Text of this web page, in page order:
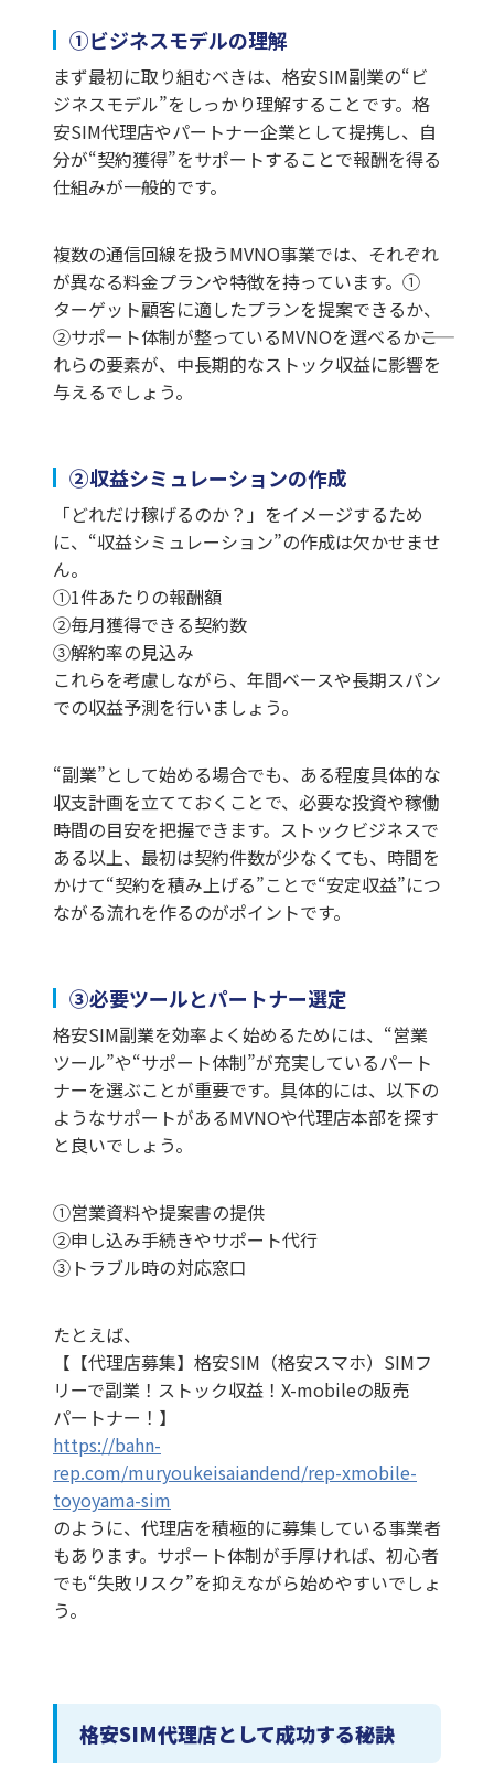
①ビジネスモデルの理解
まず最初に取り組むべきは、格安SIM副業の“ビ
ジネスモデル”をしっかり理解することです。格
安SIM代理店やパートナー企業として提携し、自
分が“契約獲得”をサポートすることで報酬を得る
仕組みが一般的です。
複数の通信回線を扱うMVNO事業では、それぞれ
が異なる料金プランや特徴を持っています。①
ターゲット顧客に適したプランを提案できるか、
②サポート体制が整っているMVNOを選べるか――こ
れらの要素が、中長期的なストック収益に影響を
与えるでしょう。
②収益シミュレーションの作成
「どれだけ稼げるのか？」をイメージするため
に、“収益シミュレーション”の作成は欠かせませ
ん。
①1件あたりの報酬額
②毎月獲得できる契約数
③解約率の見込み
これらを考慮しながら、年間ベースや長期スパン
での収益予測を行いましょう。
“副業”として始める場合でも、ある程度具体的な
収支計画を立てておくことで、必要な投資や稼働
時間の目安を把握できます。ストックビジネスで
ある以上、最初は契約件数が少なくても、時間を
かけて“契約を積み上げる”ことで“安定収益”につ
ながる流れを作るのがポイントです。
③必要ツールとパートナー選定
格安SIM副業を効率よく始めるためには、“営業
ツール”や“サポート体制”が充実しているパート
ナーを選ぶことが重要です。具体的には、以下の
ようなサポートがあるMVNOや代理店本部を探す
と良いでしょう。
①営業資料や提案書の提供
②申し込み手続きやサポート代行
③トラブル時の対応窓口
たとえば、
【【代理店募集】格安SIM（格安スマホ）SIMフ
リーで副業！ストック収益！X-mobileの販売
パートナー！】
https://bahn-
rep.com/muryoukeisaiandend/rep-xmobile-
toyoyama-sim
のように、代理店を積極的に募集している事業者
もあります。サポート体制が手厚ければ、初心者
でも“失敗リスク”を抑えながら始めやすいでしょ
う。
格安SIM代理店として成功する秘訣